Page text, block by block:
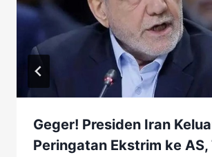
Geger! Presiden Iran
Peringatan Ekstrim ke AS,